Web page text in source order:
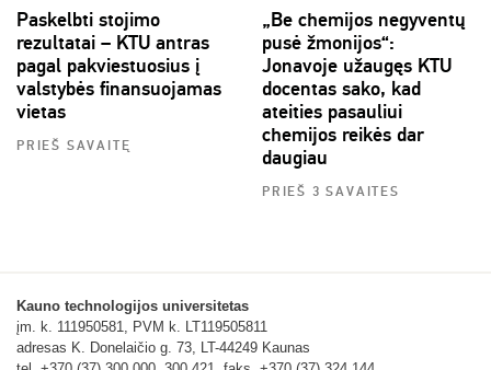
Paskelbti stojimo
rezultatai – KTU antras
pagal pakviestuosius į
valstybės finansuojamas
vietas
PRIEŠ SAVAITĘ
„Be chemijos negyventų
pusė žmonijos“:
Jonavoje užaugęs KTU
docentas sako, kad
ateities pasauliui
chemijos reikės dar
daugiau
PRIEŠ 3 SAVAITES
Kauno technologijos universitetas
įm. k. 111950581, PVM k. LT119505811
adresas K. Donelaičio g. 73, LT-44249 Kaunas